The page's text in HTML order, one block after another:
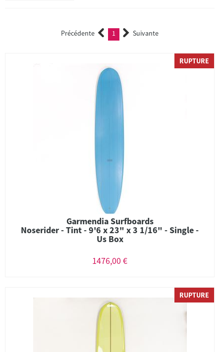
Précédente 1 (current)Suivante
RUPTURE
Garmendia Surfboards
Noserider - Tint - 9'6 x 23" x 3 1/16" - Single -
Us Box
1476,00 €
RUPTURE